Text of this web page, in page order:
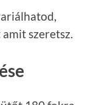
szeretsz.